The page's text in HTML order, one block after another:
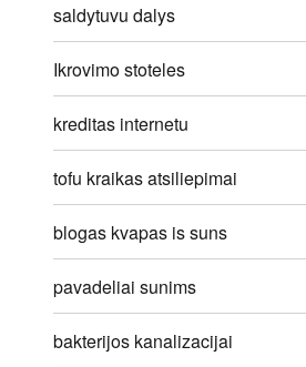
saldytuvu dalys
Ikrovimo stoteles
kreditas internetu
tofu kraikas atsiliepimai
blogas kvapas is suns
pavadeliai sunims
bakterijos kanalizacijai